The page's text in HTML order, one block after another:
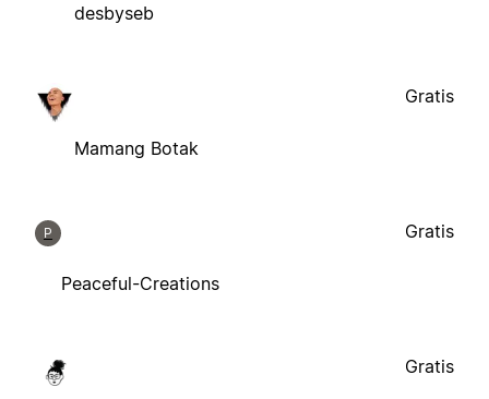
desbyseb
Mamang Botak
Gratis
P
Peaceful-Creations
Gratis
Gratis